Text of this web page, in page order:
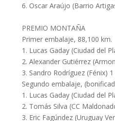
6. Oscar Araújo (Barrio
PREMIO MONTAÑA
Primer embalaje, 88,100 km.
1. Lucas Gaday (Ciudad del
2. Alexander Gutiérrez
3. Sandro Rodríguez (Fénix)
Segundo embalaje,
1. Lucas Gaday (Ciudad del
2. Tomás Silva (CC
3. Eric Fagúndez (Uruguay